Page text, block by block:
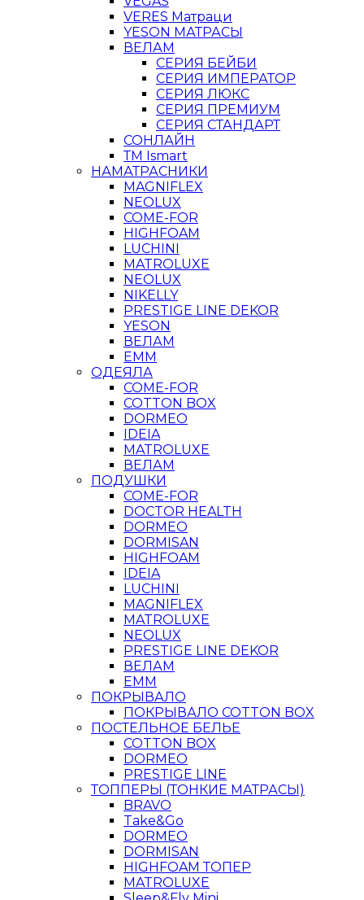
VERES Матраци
YESON МАТРАСЫ
ВЕЛАМ
СЕРИЯ БЕЙБИ
СЕРИЯ ИМПЕРАТОР
СЕРИЯ ЛЮКС
СЕРИЯ ПРЕМИУМ
СЕРИЯ СТАНДАРТ
СОНЛАЙН
ТМ Ismart
НАМАТРАСНИКИ
MAGNIFLEX
NEOLUX
COME-FOR
HIGHFOAM
LUCHINI
MATROLUXE
NEOLUX
NIKELLY
PRESTIGE LINE DEKOR
YESON
ВЕЛАМ
ЕММ
ОДЕЯЛА
COME-FOR
COTTON BOX
DORMEO
IDEIA
MATROLUXE
ВЕЛАМ
ПОДУШКИ
COME-FOR
DOCTOR HEALTH
DORMEO
DORMISAN
HIGHFOAM
IDEIA
LUCHINI
MAGNIFLEX
MATROLUXE
NEOLUX
PRESTIGE LINE DEKOR
ВЕЛАМ
ЕММ
ПОКРЫВАЛО
ПОКРЫВАЛО COTTON BOX
ПОСТЕЛЬНОЕ БЕЛЬЕ
COTTON BOX
DORMEO
PRESTIGE LINE
ТОППЕРЫ (ТОНКИЕ МАТРАСЫ)
BRAVO
Take&Go
DORMEO
DORMISAN
HIGHFOAM ТОПЕР
MATROLUXE